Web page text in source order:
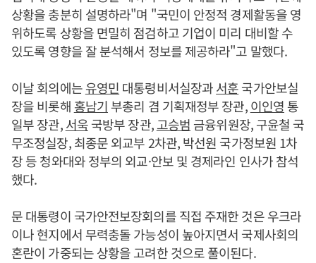
상황을 충분히 설명하라"며 "국민이 안정적 경제활동을 영
위하도록 상황을 면밀히 점검하고 기업이 미리 대비할 수
있도록 영향을 잘 분석해서 정보를 제공하라"고 말했다.
이날 회의에는유영민 대통령비서실장과서훈국가안보실
장을 비롯해 홍남기부총리 겸 기획재정부 장관,이인영 통
일부 장관,서욱국방부 장관,고승범 금융위원장, 구윤철 국
무조정실장, 최종문 외교부 2차관, 박선원 국가정보원 1차
장 등 청와대와 정부의 외교·안보 및 경제라인 인사가 참석
했다.
문 대통령이 국가안전보장회의를 직접 주재한 것은 우크라
이나 현지에서 무력충돌 가능성이 높아지면서 국제사회의
혼란이 가중되는 상황을 고려한 것으로 풀이된다.